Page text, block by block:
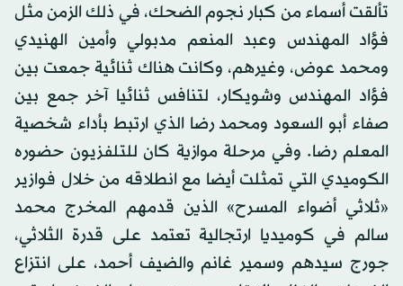
تألقت أسماء من كبار نجوم الضحك، في ذلك الزمن مثل
فؤاد المهندس وعبد المنعم مدبولي وأمين الهنيدي
ومحمد عوض، وغيرهم، وكانت هناك ثنائية جمعت بين
فؤاد المهندس وشويكار، لتنافس ثنائيا آخر جمع بين
صفاء أبو السعود ومحمد رضا الذي ارتبط بأداء شخصية
المعلم رضا. وفي مرحلة موازية كان للتلفزيون حضوره
الكوميدي التي تمثلت أيضا مع انطلاقه من خلال فوازير
«ثلاثي أضواء المسرح» الذين قدمهم المخرج محمد
سالم في كوميديا ارتجالية تعتمد على قدرة الثلاثي،
جورج سيدهم وسمير غانم والضيف أحمد، على انتزاع